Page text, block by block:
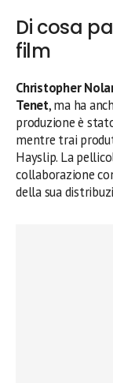
Di cosa
film
Christopher
Tenet, ma ha
produzione è
mentre trai
Hayslip. La
collaborazione
della sua